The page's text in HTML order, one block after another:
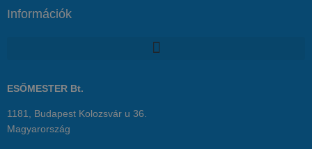
Információk
ESŐMESTER Bt.
1181, Budapest Kolozsvár u 36.
Magyarország